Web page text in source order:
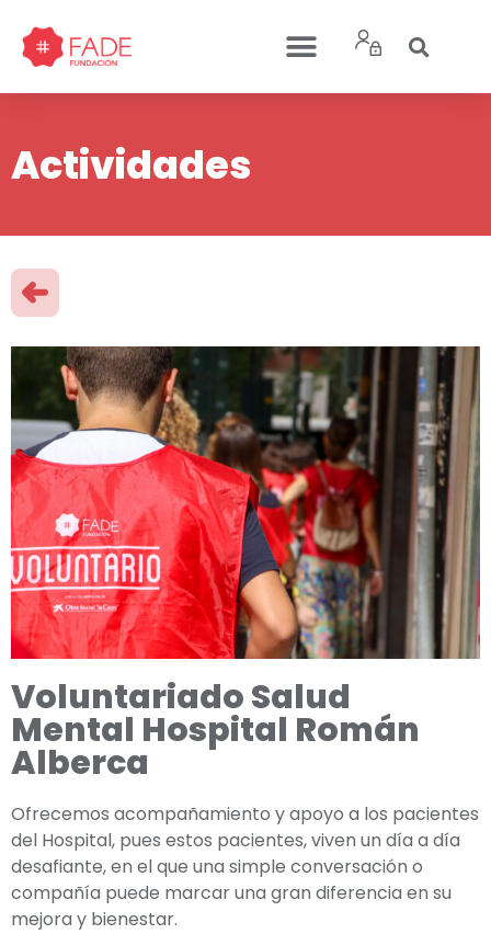
Actividades
Voluntariado Salud
Mental Hospital Román
Alberca
Ofrecemos acompañamiento y apoyo a los pacientes
del Hospital, pues estos pacientes, viven un día a día
desafiante, en el que una simple conversación o
compañía puede marcar una gran diferencia en su
mejora y bienestar.